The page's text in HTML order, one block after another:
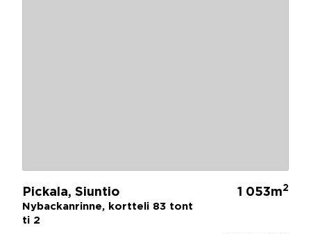
Pickala, Siuntio
Nybackanrinne, kortteli 83 tont
ti 2
1 053m2